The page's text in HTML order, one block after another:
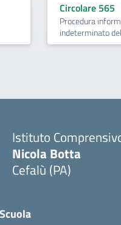
Circolare 565
Procedura
indeterminato
Istituto
Nicola Botta
Cefalù (PA)